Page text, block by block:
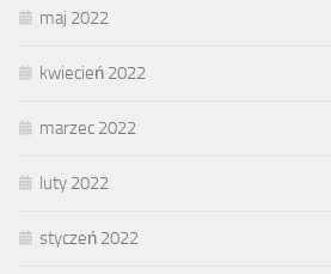
maj 2022
kwiecień 2022
marzec 2022
luty 2022
styczeń 2022